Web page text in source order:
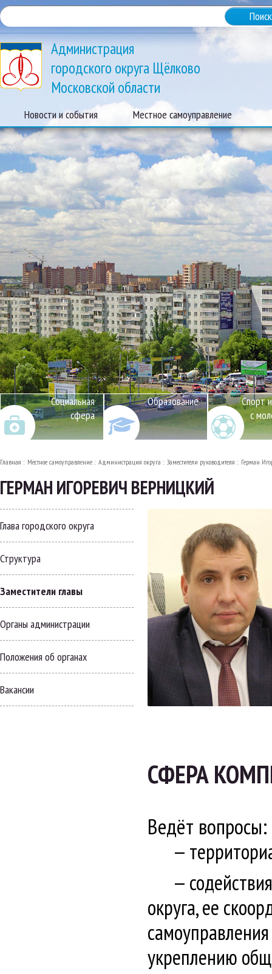
Администрация
городского округа Щёлково
Московской области
Новости и события Местное самоуправление
Социальная
сфера
Образование
Спорт
с
Главная Местное самоуправление Администрация округа Заместители руководителя Герман
ГЕРМАН ИГОРЕВИЧ ВЕРНИЦКИЙ
Глава городского округа
Структура
Заместители главы
Органы администрации
Положения об органах
Вакансии
СФЕРА
Ведёт вопросы:
округа, ее
укреплению